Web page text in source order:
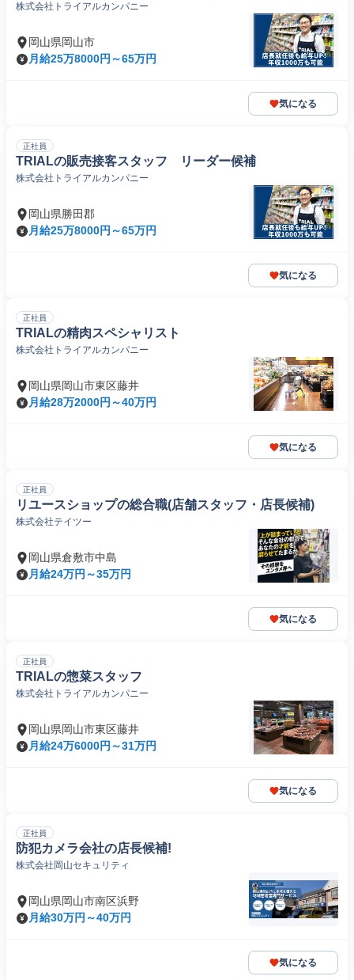
株式会社トライアルカンパニー
岡山県岡山市
月給25万8000円～65万円
気になる
正社員
TRIALの販売接客スタッフ リーダー候補
株式会社トライアルカンパニー
岡山県勝田郡
月給25万8000円～65万円
気になる
正社員
TRIALの精肉スペシャリスト
株式会社トライアルカンパニー
岡山県岡山市東区藤井
月給28万2000円～40万円
気になる
正社員
リユースショップの総合職(店舗スタッフ・店長候補)
株式会社テイツー
岡山県倉敷市中島
月給24万円～35万円
気になる
正社員
TRIALの惣菜スタッフ
株式会社トライアルカンパニー
岡山県岡山市東区藤井
月給24万6000円～31万円
気になる
正社員
防犯カメラ会社の店長候補!
株式会社岡山セキュリティ
岡山県岡山市南区浜野
月給30万円～40万円
気になる